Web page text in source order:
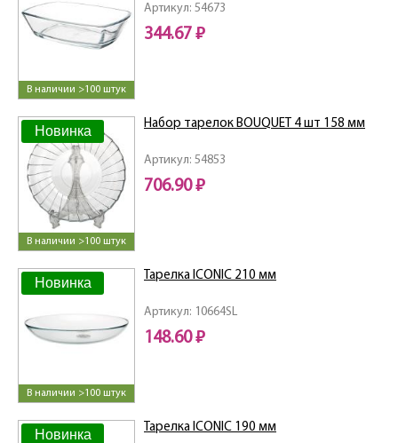
В наличии >100 штук
Артикул: 54673
344.67 ₽
Новинка
В наличии >100 штук
Артикул: 54853
Набор тарелок BOUQUET 4 шт 158 мм
706.90 ₽
Новинка
В наличии >100 штук
Артикул: 10664SL
Тарелка ICONIC 210 мм
148.60 ₽
Новинка Тарелка ICONIC 190 мм